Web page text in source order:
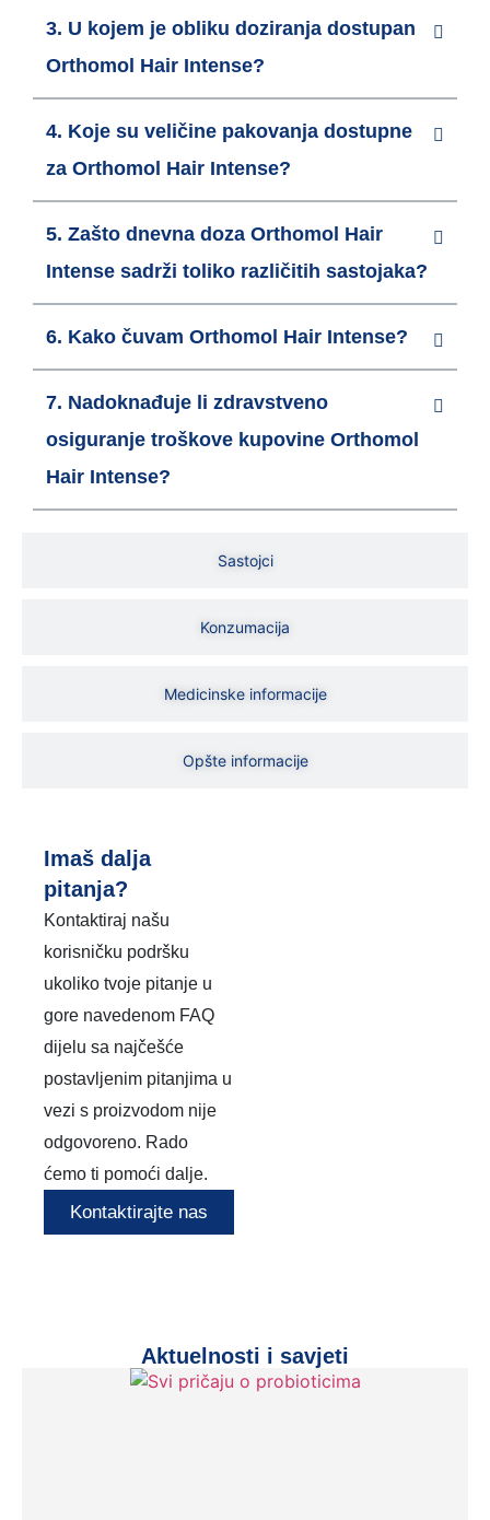
Sastojci
Konzumacija
Medicinske informacije
Opšte informacije
3. U kojem je obliku doziranja dostupan
Orthomol Hair Intense?
4. Koje su veličine pakovanja dostupne
za Orthomol Hair Intense?
5. Zašto dnevna doza Orthomol Hair
Intense sadrži toliko različitih sastojaka?
6. Kako čuvam Orthomol Hair Intense?
7. Nadoknađuje li zdravstveno
osiguranje troškove kupovine Orthomol
Hair Intense?
Imaš dalja
pitanja?
Kontaktiraj našu
korisničku podršku
ukoliko tvoje pitanje u
gore navedenom FAQ
dijelu sa najčešće
postavljenim pitanjima u
vezi s proizvodom nije
odgovoreno. Rado
ćemo ti pomoći dalje.
Kontaktirajte nas
Aktuelnosti i savjeti